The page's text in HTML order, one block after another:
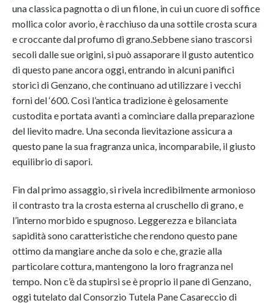
una classica pagnotta o di un filone, in cui un cuore di soffice
mollica color avorio, è racchiuso da una sottile crosta scura
e croccante dal profumo di grano.Sebbene siano trascorsi
secoli dalle sue origini, si può assaporare il gusto autentico
di questo pane ancora oggi, entrando in alcuni panifici
storici di Genzano, che continuano ad utilizzare i vecchi
forni del ‘600. Così l’antica tradizione è gelosamente
custodita e portata avanti a cominciare dalla preparazione
del lievito madre. Una seconda lievitazione assicura a
questo pane la sua fragranza unica, incomparabile, il giusto
equilibrio di sapori.
Fin dal primo assaggio, si rivela incredibilmente armonioso
il contrasto tra la crosta esterna al cruschello di grano, e
l’interno morbido e spugnoso. Leggerezza e bilanciata
sapidità sono caratteristiche che rendono questo pane
ottimo da mangiare anche da solo e che, grazie alla
particolare cottura, mantengono la loro fragranza nel
tempo. Non c’è da stupirsi se è proprio il pane di Genzano,
oggi tutelato dal Consorzio Tutela Pane Casareccio di